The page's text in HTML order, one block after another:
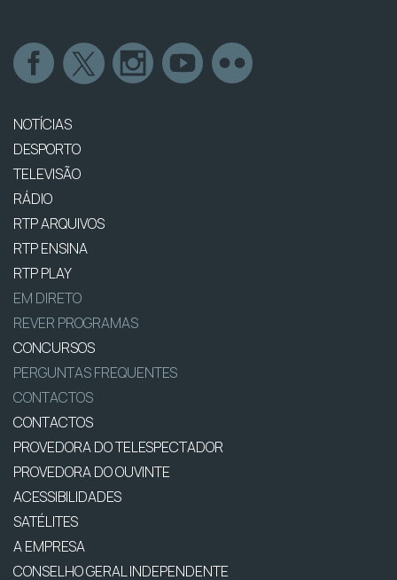
NOTÍCIAS
DESPORTO
TELEVISÃO
RÁDIO
RTP ARQUIVOS
RTP ENSINA
RTP PLAY
EM DIRETO
REVER PROGRAMAS
CONCURSOS
PERGUNTAS FREQUENTES
CONTACTOS
CONTACTOS
PROVEDORA DO TELESPECTADOR
PROVEDORA DO OUVINTE
ACESSIBILIDADES
SATÉLITES
A EMPRESA
CONSELHO GERAL INDEPENDENTE